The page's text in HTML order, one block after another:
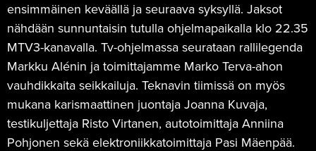
ensimmäinen keväällä ja seuraava syksyllä. Jaksot
nähdään sunnuntaisin tutulla ohjelmapaikalla klo 22.35
MTV3-kanavalla. Tv-ohjelmassa seurataan rallilegenda
Markku Alénin ja toimittajamme Marko Terva-ahon
vauhdikkaita seikkailuja. Teknavin tiimissä on myös
mukana karismaattinen juontaja Joanna Kuvaja,
testikuljettaja Risto Virtanen, autotoimittaja Anniina
Pohjonen sekä elektroniikkatoimittaja Pasi Mäenpää.